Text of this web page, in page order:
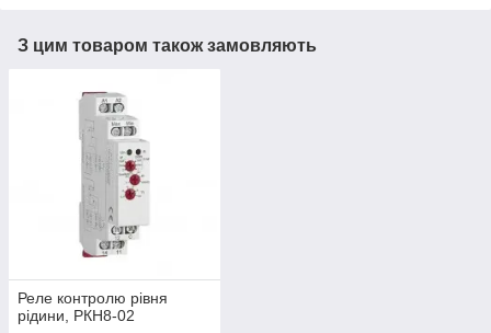
З цим товаром також замовляють
Реле контролю рівня
рідини, РКН8-02